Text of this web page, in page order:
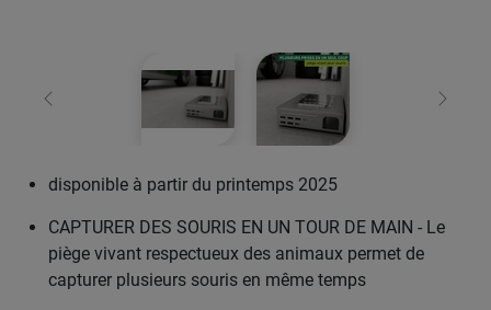
retour
disponible à partir du printemps 2025
CAPTURER DES SOURIS EN UN TOUR DE MAIN - Le
piège vivant respectueux des animaux permet de
capturer plusieurs souris en même temps